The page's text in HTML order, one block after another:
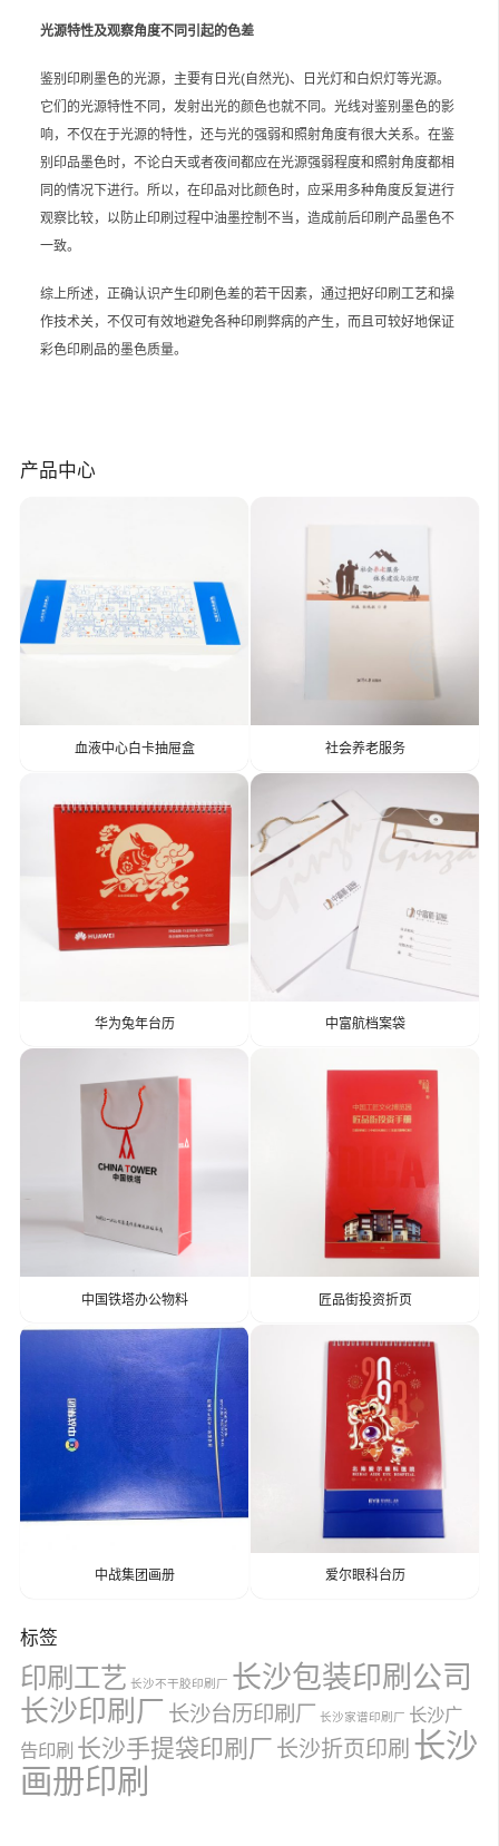
光源特性及观察角度不同引起的色差
鉴别印刷墨色的光源，主要有日光(自然光)、日光灯和白炽灯等光源。
它们的光源特性不同，发射出光的颜色也就不同。光线对鉴别墨色的影
响，不仅在于光源的特性，还与光的强弱和照射角度有很大关系。在鉴
别印品墨色时，不论白天或者夜间都应在光源强弱程度和照射角度都相
同的情况下进行。所以，在印品对比颜色时，应采用多种角度反复进行
观察比较，以防止印刷过程中油墨控制不当，造成前后印刷产品墨色不
一致。
综上所述，正确认识产生印刷色差的若干因素，通过把好印刷工艺和操
作技术关，不仅可有效地避免各种印刷弊病的产生，而且可较好地保证
彩色印刷品的墨色质量。
产品中心
血液中心白卡抽屉盒 社会养老服务
华为兔年台历 中富航档案袋
中国铁塔办公物料 匠品街投资折页
中战集团画册 爱尔眼科台历
标签
印刷工艺 长沙不干胶印刷厂 长沙包装印刷公司
长沙印刷厂 长沙台历印刷厂 长沙家谱印刷厂 长沙广
告印刷 长沙手提袋印刷厂 长沙折页印刷 长沙
画册印刷